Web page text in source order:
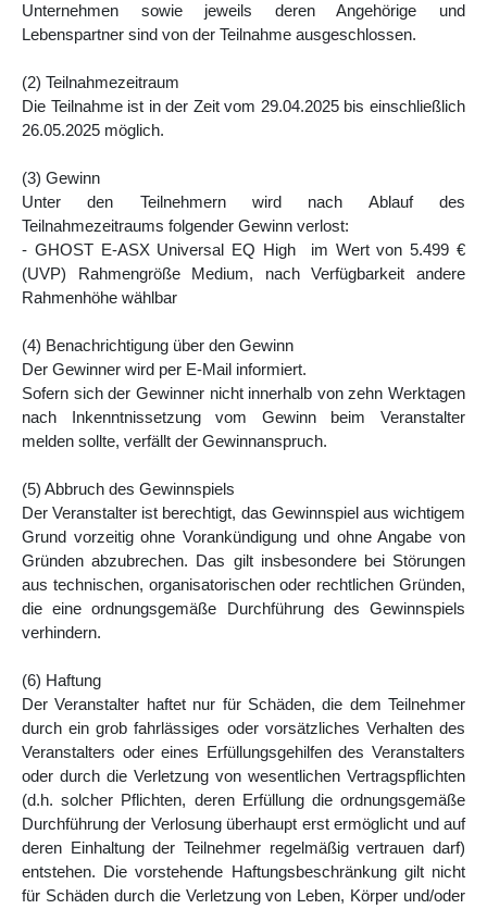
Unternehmen sowie jeweils deren Angehörige und
Lebenspartner sind von der Teilnahme ausgeschlossen.
(2) Teilnahmezeitraum
Die Teilnahme ist in der Zeit vom 29.04.2025 bis einschließlich
26.05.2025 möglich.
(3) Gewinn
Unter den Teilnehmern wird nach Ablauf des
Teilnahmezeitraums folgender Gewinn verlost:
- GHOST E-ASX Universal EQ High im Wert von 5.499 €
(UVP) Rahmengröße Medium, nach Verfügbarkeit andere
Rahmenhöhe wählbar
(4) Benachrichtigung über den Gewinn
Der Gewinner wird per E-Mail informiert.
Sofern sich der Gewinner nicht innerhalb von zehn Werktagen
nach Inkenntnissetzung vom Gewinn beim Veranstalter
melden sollte, verfällt der Gewinnanspruch.
(5) Abbruch des Gewinnspiels
Der Veranstalter ist berechtigt, das Gewinnspiel aus wichtigem
Grund vorzeitig ohne Vorankündigung und ohne Angabe von
Gründen abzubrechen. Das gilt insbesondere bei Störungen
aus technischen, organisatorischen oder rechtlichen Gründen,
die eine ordnungsgemäße Durchführung des Gewinnspiels
verhindern.
(6) Haftung
Der Veranstalter haftet nur für Schäden, die dem Teilnehmer
durch ein grob fahrlässiges oder vorsätzliches Verhalten des
Veranstalters oder eines Erfüllungsgehilfen des Veranstalters
oder durch die Verletzung von wesentlichen Vertragspflichten
(d.h. solcher Pflichten, deren Erfüllung die ordnungsgemäße
Durchführung der Verlosung überhaupt erst ermöglicht und auf
deren Einhaltung der Teilnehmer regelmäßig vertrauen darf)
entstehen. Die vorstehende Haftungsbeschränkung gilt nicht
für Schäden durch die Verletzung von Leben, Körper und/oder